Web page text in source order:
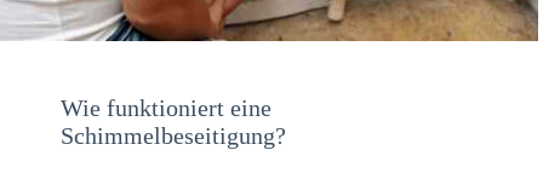
Wie funktioniert eine
Schimmelbeseitigung?